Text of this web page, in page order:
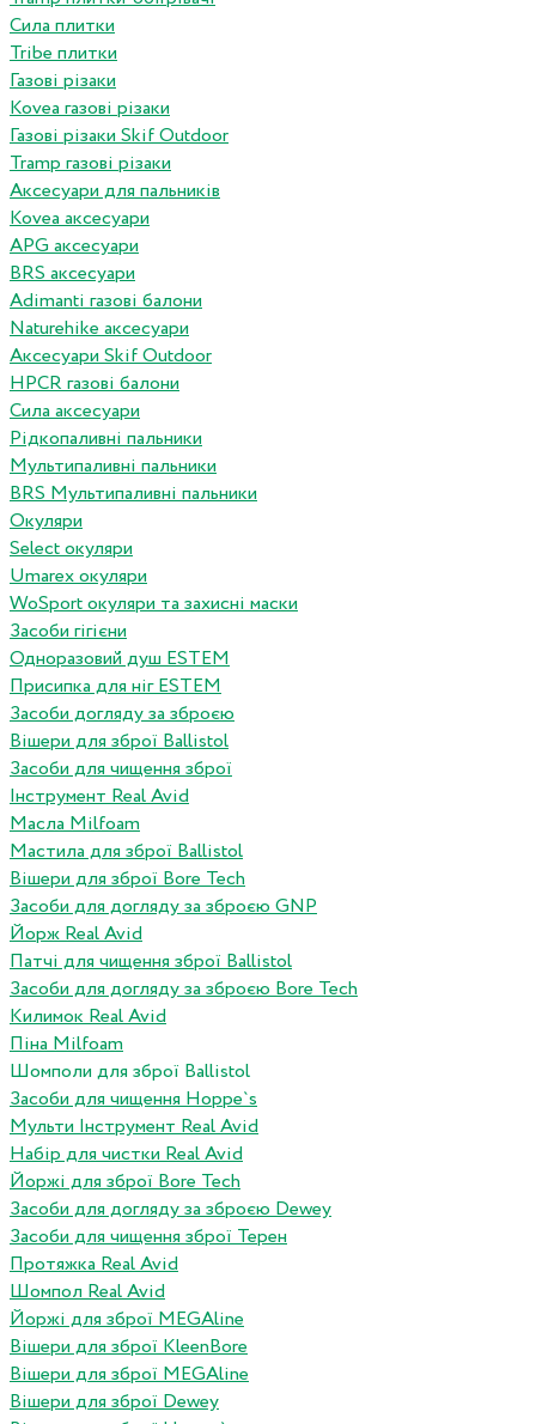
Сила плитки
Tribe плитки
Газові різаки
Kovea газові різаки
Газові різаки Skif Outdoor
Tramp газові різаки
Аксесуари для пальників
Kovea аксесуари
APG аксесуари
BRS аксесуари
Adimanti газові балони
Naturehike аксесуари
Аксесуари Skif Outdoor
HPCR газові балони
Сила аксесуари
Рідкопаливні пальники
Мультипаливні пальники
BRS Мультипаливні пальники
Окуляри
Select окуляри
Umarex окуляри
WoSport окуляри та захисні маски
Засоби гігієни
Одноразовий душ ESTEM
Присипка для ніг ESTEM
Засоби догляду за зброєю
Вішери для зброї Ballistol
Засоби для чищення зброї
Інструмент Real Avid
Масла Milfoam
Мастила для зброї Ballistol
Вішери для зброї Bore Tech
Засоби для догляду за зброєю GNP
Йорж Real Avid
Патчі для чищення зброї Ballistol
Засоби для догляду за зброєю Bore Tech
Килимок Real Avid
Піна Milfoam
Шомполи для зброї Ballistol
Засоби для чищення Hoppe`s
Мульти Інструмент Real Avid
Набір для чистки Real Avid
Йоржі для зброї Bore Tech
Засоби для догляду за зброєю Dewey
Засоби для чищення зброї Терен
Протяжка Real Avid
Шомпол Real Avid
Йоржі для зброї MEGAline
Вішери для зброї KleenBore
Вішери для зброї MEGAline
Вішери для зброї Dewey